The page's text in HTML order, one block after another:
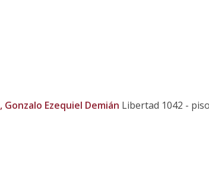
Gonzalo Ezequiel Demián Libertad 1042 -